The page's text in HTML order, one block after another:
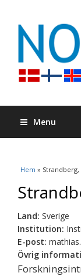
Menu
Du är här
Hem » Strandberg,
Land: Sverige
Institution:
E-post:
Övrig